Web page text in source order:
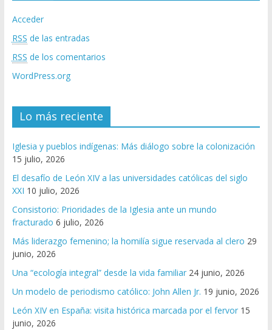
Acceder
RSS de las entradas
RSS de los comentarios
WordPress.org
Lo más reciente
Iglesia y pueblos indígenas: Más diálogo sobre la colonización
15 julio, 2026
El desafío de León XIV a las universidades católicas del siglo
XXI 10 julio, 2026
Consistorio: Prioridades de la Iglesia ante un mundo
fracturado 6 julio, 2026
Más liderazgo femenino; la homilía sigue reservada al clero 29
junio, 2026
Una “ecología integral” desde la vida familiar 24 junio, 2026
Un modelo de periodismo católico: John Allen Jr. 19 junio, 2026
León XIV en España: visita histórica marcada por el fervor 15
junio, 2026